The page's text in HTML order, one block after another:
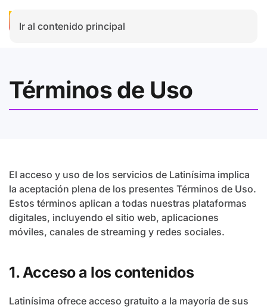
Ir al contenido principal
Términos de Uso
El acceso y uso de los servicios de Latinísima implica
la aceptación plena de los presentes Términos de Uso.
Estos términos aplican a todas nuestras plataformas
digitales, incluyendo el sitio web, aplicaciones
móviles, canales de streaming y redes sociales.
1. Acceso a los contenidos
Latinísima ofrece acceso gratuito a la mayoría de sus